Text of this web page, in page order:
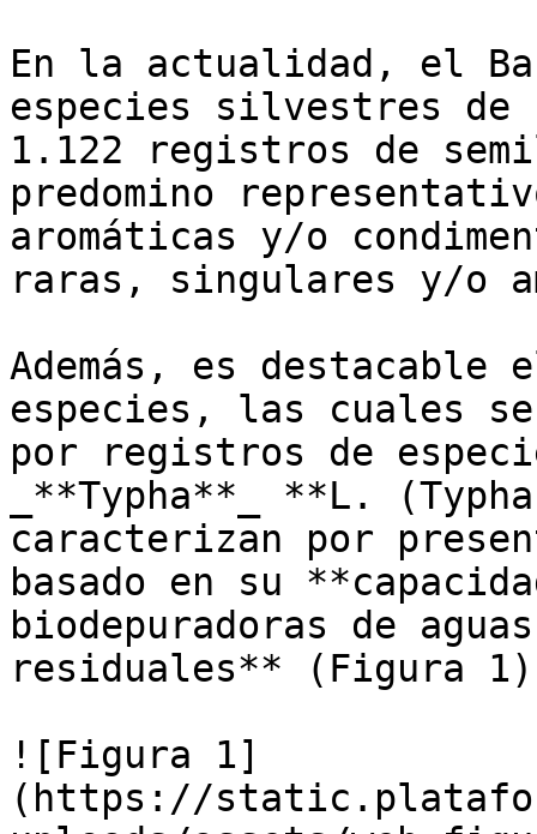
En la actualidad, el
especies silvestres de
1.122 registros de
predomino
aromáticas y/o
raras, singulares y/o
Además, es
especies, las cuales se
por registros de
_**Typha**_ **L.
caracterizan por
basado en su
biodepuradoras de
residuales** (Figura
![Figura 1]
(https://